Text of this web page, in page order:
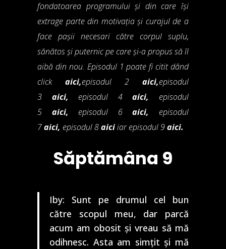
fondatoarea programului și din care își
extrage parte din motivația și curajul de a
face pașii necesari către corpul suplu,
sănătos și puternic pe care și-a propus să îl
aibă din nou. Episodul 1 poate fi citit dând
click aici,episodul 2 aici,episodul
3
aici, episodul 4 aici, episodul
5 aici, episodul 6aici,
episodul
7aici, episodul 8aiciiar episodul 9aici.
Săptămâna 9
Iby: Sunt pe drumul cel bun
către scopul meu, dar parcă
acum am obosit și vreau să mă
odihnesc. Asta am simțit și mă